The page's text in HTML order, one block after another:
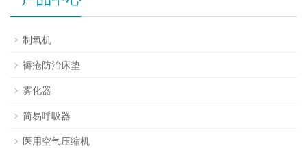
制氧机
褥疮防治床垫
雾化器
简易呼吸器
医用空气压缩机